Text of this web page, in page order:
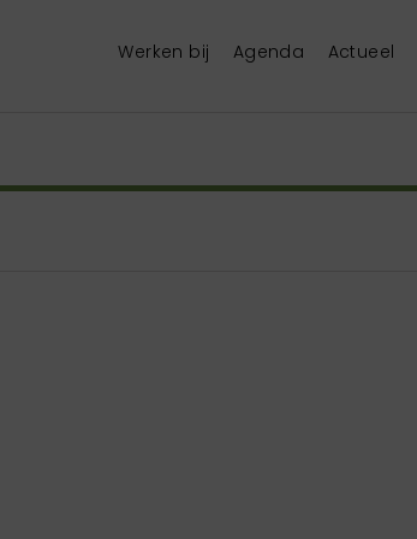
Werken bij Agenda Actueel